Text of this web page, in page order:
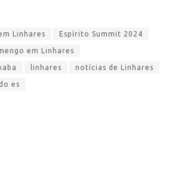
Linhares Espírito Summit 2024
em Linhares
linhares notícias de Linhares
es